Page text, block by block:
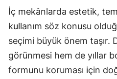
İç mekânlarda estetik,
kullanım söz konusu
seçimi büyük önem taşır.
görünmesi hem de yıllar
formunu koruması için